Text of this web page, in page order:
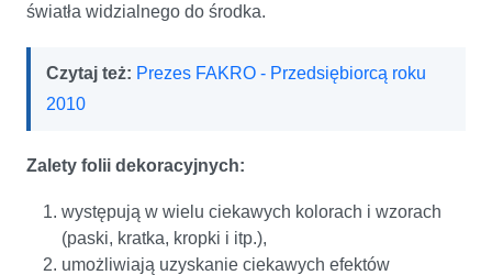
światła widzialnego do środka.
Czytaj też: Prezes FAKRO - Przedsiębiorcą roku
2010
Zalety folii dekoracyjnych:
występują w wielu ciekawych kolorach i wzorach
(paski, kratka, kropki i itp.),
umożliwiają uzyskanie ciekawych efektów